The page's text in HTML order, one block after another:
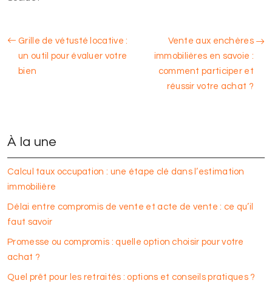
Grille de vétusté locative :
un outil pour évaluer votre
bien
Vente aux enchères
immobilières en savoie :
comment participer et
réussir votre achat ?
À la une
Calcul taux occupation : une étape clé dans l’estimation
immobilière
Délai entre compromis de vente et acte de vente : ce qu’il
faut savoir
Promesse ou compromis : quelle option choisir pour votre
achat ?
Quel prêt pour les retraités : options et conseils pratiques ?